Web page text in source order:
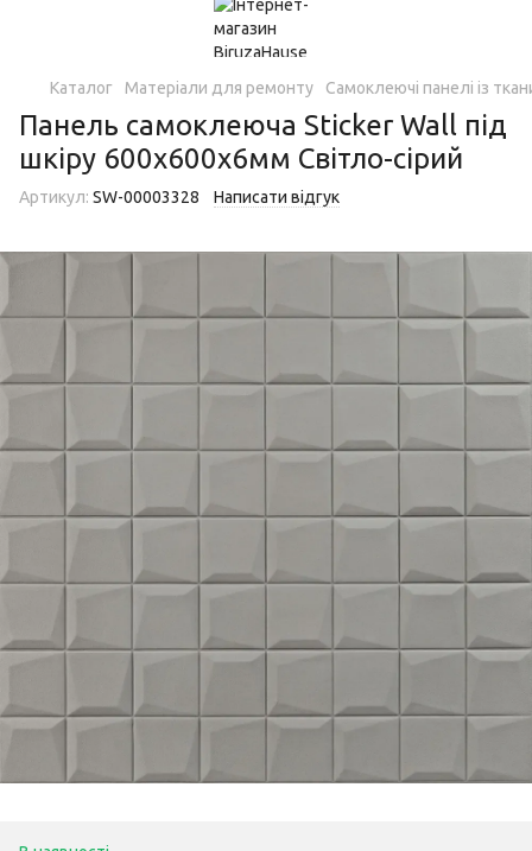
Каталог Матеріали для ремонту Самоклеючі панелі із
Панель самоклеюча Sticker Wall під
шкіру 600х600х6мм Світло-сірий
Артикул: SW-00003328 Написати відгук